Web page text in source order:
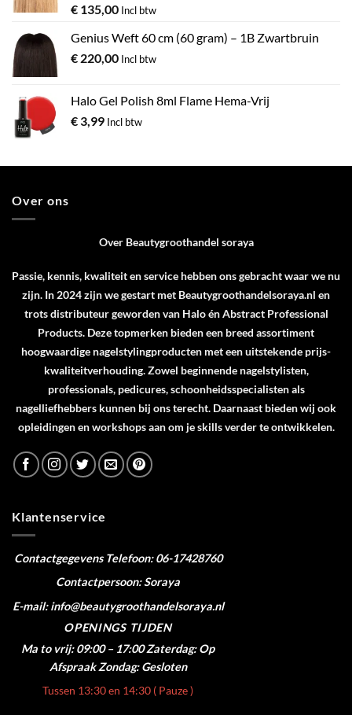
€ 135,00 Incl btw
Genius Weft 60 cm (60 gram) – 1B Zwartbruin
€ 220,00 Incl btw
Halo Gel Polish 8ml Flame Hema-Vrij
€ 3,99 Incl btw
Over ons
Over Beautygroothandel soraya
Passie, kennis, kwaliteit en service hebben ons gebracht waar we nu
zijn. In 2024 zijn we gestart met Beautygroothandelsoraya.nl en
trots distributeur geworden van HaloénAbstract Professional
Products. Deze topmerken bieden een breed assortiment
hoogwaardige nagelstylingproducten met een uitstekende prijs-
kwaliteitverhouding. Zowel beginnende nagelstylisten,
professionals, pedicures, schoonheidsspecialisten als
nagelliefhebbers kunnen bij ons terecht. Daarnaast bieden wij ook
opleidingen en workshops aan om je skills verder te ontwikkelen.
Klantenservice
ContactgegevensTelefoon: 06-17428760
Contactpersoon: Soraya
E-mail: info@beautygroothandelsoraya.nl
OPENINGS TIJDEN
Ma to vrij: 09:00 – 17:00 Zaterdag: Op
Afspraak Zondag: Gesloten
Tussen 13:30 en 14:30 ( Pauze )